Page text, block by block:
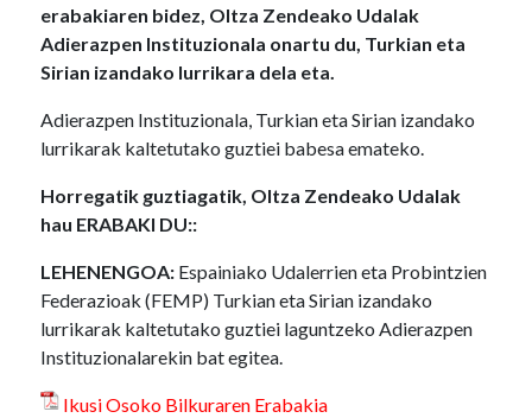
erabakiaren bidez, Oltza Zendeako Udalak
Adierazpen Instituzionala onartu du, Turkian eta
Sirian izandako lurrikara dela eta.
Adierazpen Instituzionala, Turkian eta Sirian izandako
lurrikarak kaltetutako guztiei babesa emateko.
Horregatik guztiagatik, Oltza Zendeako Udalak
hau ERABAKI DU::
LEHENENGOA:Espainiako Udalerrien eta Probintzien
Federazioak (FEMP) Turkian eta Sirian izandako
lurrikarak kaltetutako guztiei laguntzeko Adierazpen
Instituzionalarekin bat egitea.
Ikusi Osoko Bilkuraren Erabakia